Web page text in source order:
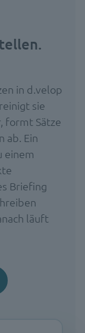
in d.velop
sie
formt Sätze
ab. Ein
einem
Briefing
läuft